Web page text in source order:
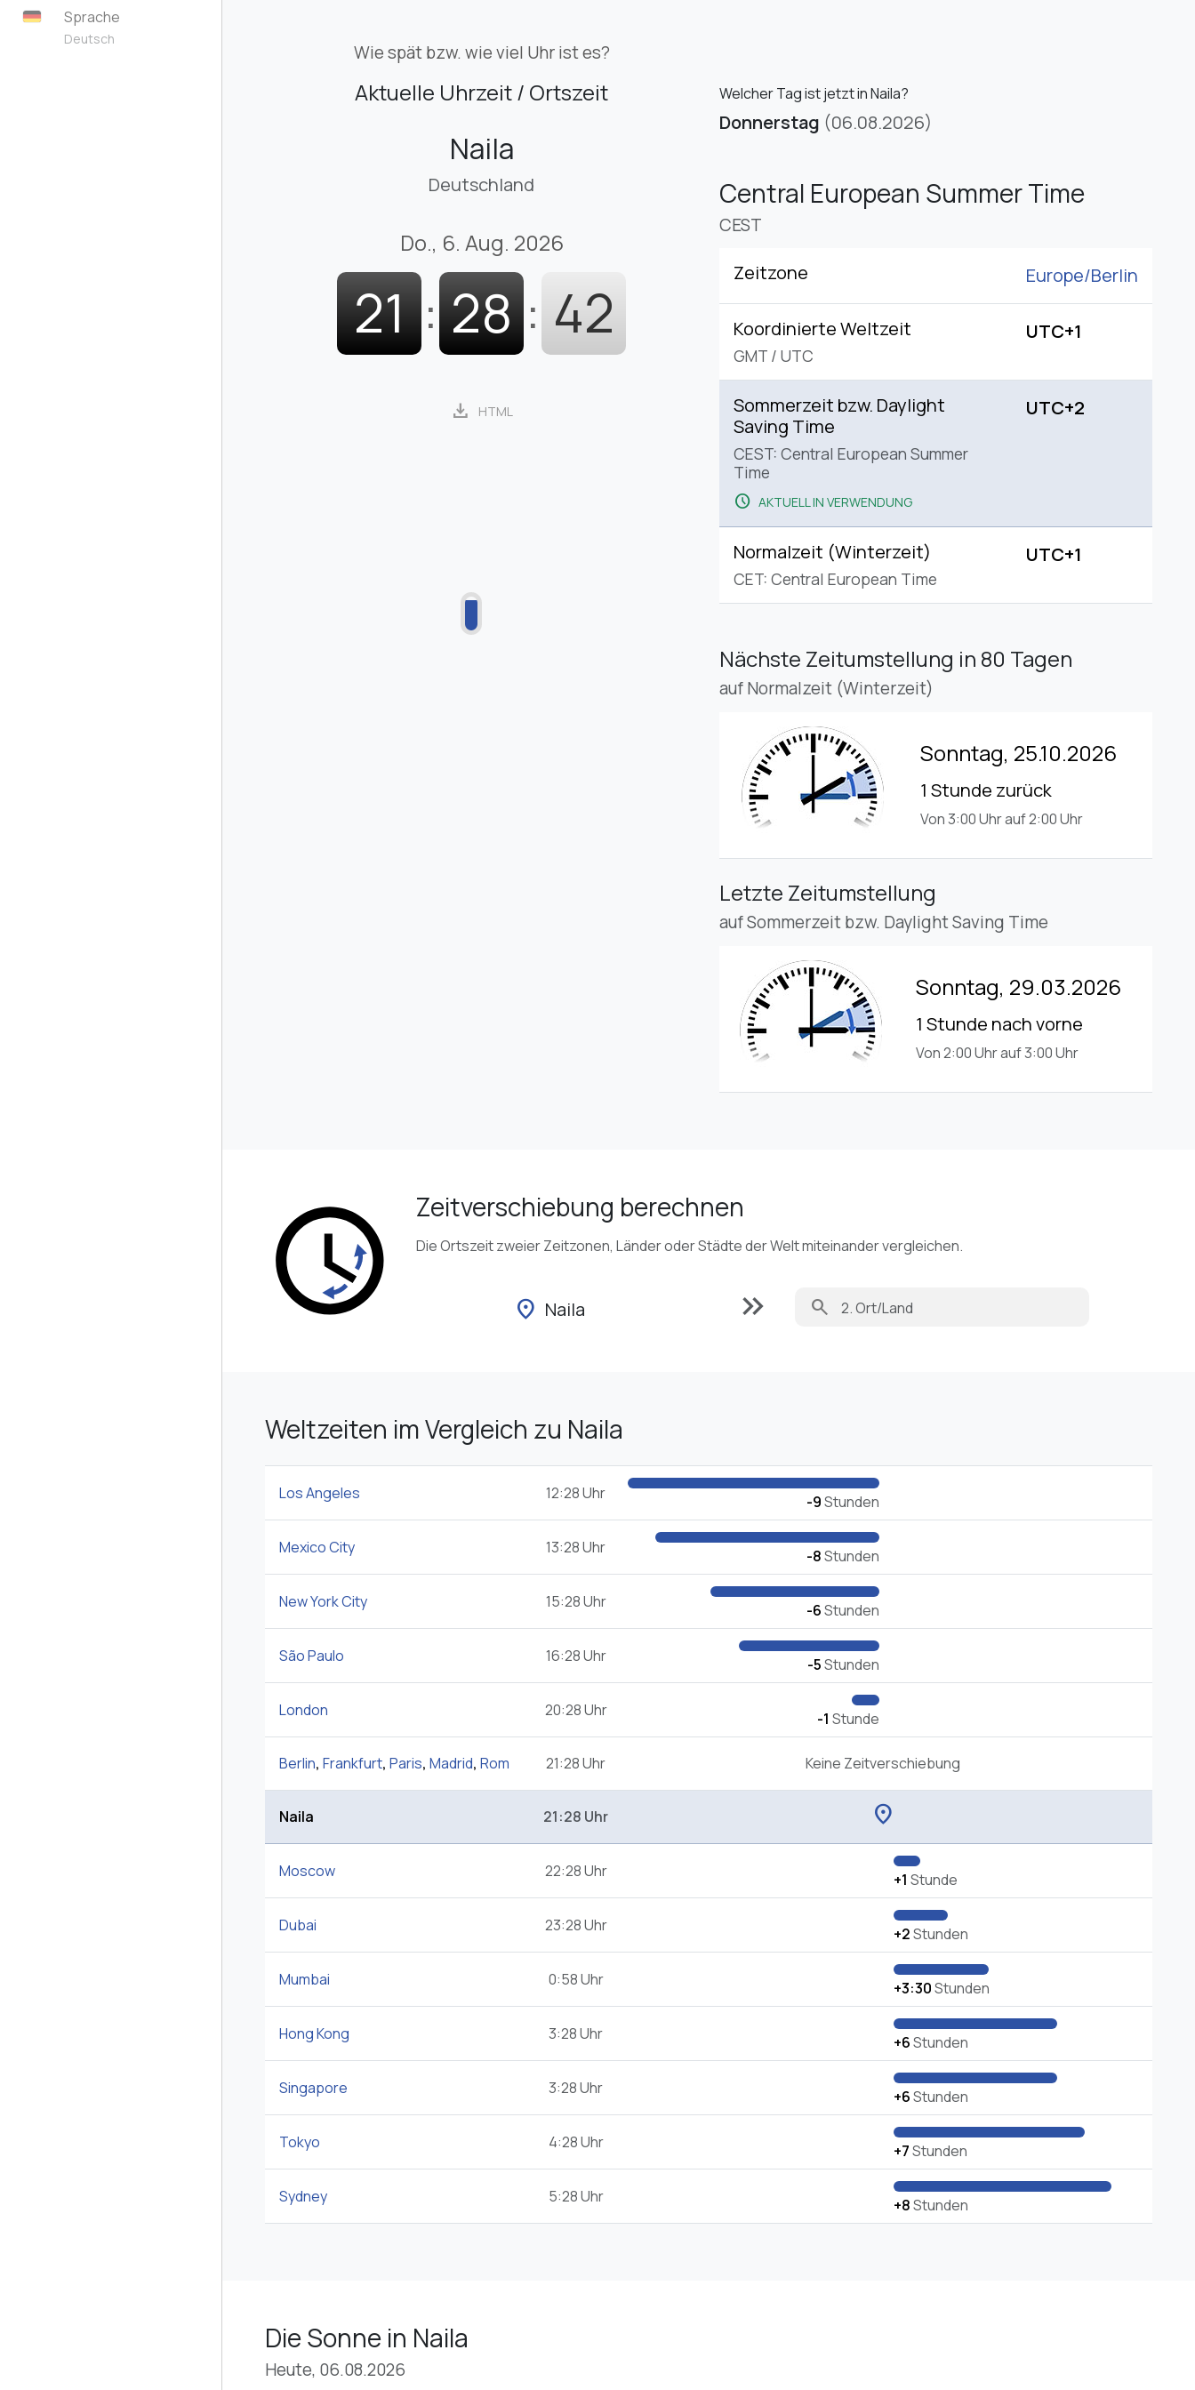
Sprache
Deutsch
Wie spät bzw. wie viel Uhr ist es?
Aktuelle Uhrzeit / Ortszeit
Naila
Deutschland
Do., 6. Aug. 2026
21 : 28 : 43
download HTML
Welcher Tag ist jetzt in Naila?
Donnerstag (06.08.2026)
Central European Summer Time
CEST
Zeitzone Europe/Berlin
Koordinierte Weltzeit
GMT / UTC
UTC+1
Sommerzeit bzw. Daylight
Saving Time
CEST: Central European Summer
Time
schedule AKTUELL IN VERWENDUNG
UTC+2
Normalzeit (Winterzeit)
CET: Central European Time
UTC+1
Nächste Zeitumstellung in 80 Tagen
auf Normalzeit (Winterzeit)
Sonntag, 25.10.2026
1 Stunde zurück
Von 3:00 Uhr auf 2:00 Uhr
Letzte Zeitumstellung
auf Sommerzeit bzw. Daylight Saving Time
Sonntag, 29.03.2026
1 Stunde nach vorne
Von 2:00 Uhr auf 3:00 Uhr
Zeitverschiebung berechnen
Die Ortszeit zweier Zeitzonen, Länder oder Städte der Welt miteinander vergleichen.
location_on Naila keyboard_double_arrow_right search
Weltzeiten im Vergleich zu Naila
Los Angeles 12:28 Uhr -9Stunden
Mexico City 13:28 Uhr -8Stunden
New York City 15:28 Uhr -6Stunden
São Paulo 16:28 Uhr -5Stunden
London 20:28 Uhr -1 Stunde
Berlin, Frankfurt, Paris, Madrid, Rom 21:28 Uhr Keine Zeitverschiebung
Naila 21:28 Uhr location_on
Moscow 22:28 Uhr +1 Stunde
Dubai 23:28 Uhr +2Stunden
Mumbai 0:58 Uhr +3:30Stunden
Hong Kong 3:28 Uhr +6Stunden
Singapore 3:28 Uhr +6Stunden
Tokyo 4:28 Uhr +7Stunden
Sydney 5:28 Uhr +8Stunden
Die Sonne in Naila
Heute, 06.08.2026